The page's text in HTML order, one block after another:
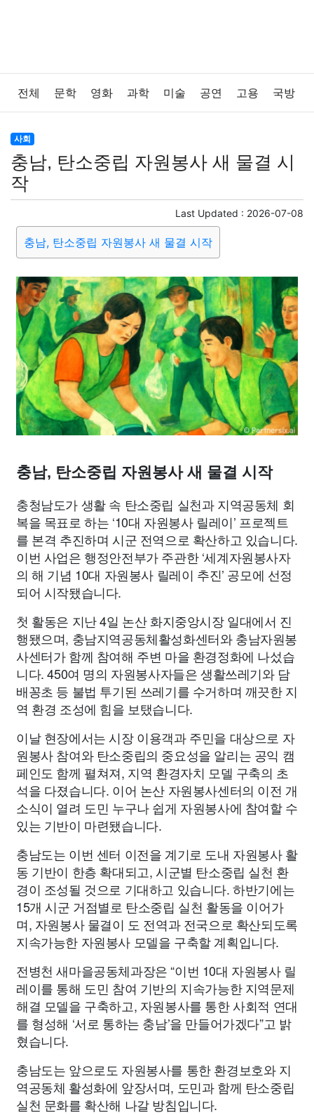
전체 문학 영화 과학 미술 공연 고용 국방
법률
보건 질병 가요 방송 일상 주식 암호화폐
반려동물 패션 미용
증권 인테리어 요리 상품리뷰 원예
게임 스포츠 사진 대출 자동차 취미 여행
맛집 IT 컴퓨터 기술 종교 사회 정치 건강
의료 의학 경제 마케팅 부동산 외국어 교육
교통 생활 기타
사회
충남, 탄소중립 자원봉사 새 물결 시
작
Last Updated : 2026-07-08
충남, 탄소중립 자원봉사 새 물결 시작
충남, 탄소중립 자원봉사 새 물결 시작
충청남도가 생활 속 탄소중립 실천과 지역공동체 회
복을 목표로 하는 ‘10대 자원봉사 릴레이’ 프로젝트
를 본격 추진하며 시군 전역으로 확산하고 있습니다.
이번 사업은 행정안전부가 주관한 ‘세계자원봉사자
의 해 기념 10대 자원봉사 릴레이 추진’ 공모에 선정
되어 시작됐습니다.
첫 활동은 지난 4일 논산 화지중앙시장 일대에서 진
행됐으며, 충남지역공동체활성화센터와 충남자원봉
사센터가 함께 참여해 주변 마을 환경정화에 나섰습
니다. 450여 명의 자원봉사자들은 생활쓰레기와 담
배꽁초 등 불법 투기된 쓰레기를 수거하며 깨끗한 지
역 환경 조성에 힘을 보탰습니다.
이날 현장에서는 시장 이용객과 주민을 대상으로 자
원봉사 참여와 탄소중립의 중요성을 알리는 공익 캠
페인도 함께 펼쳐져, 지역 환경자치 모델 구축의 초
석을 다졌습니다. 이어 논산 자원봉사센터의 이전 개
소식이 열려 도민 누구나 쉽게 자원봉사에 참여할 수
있는 기반이 마련됐습니다.
충남도는 이번 센터 이전을 계기로 도내 자원봉사 활
동 기반이 한층 확대되고, 시군별 탄소중립 실천 환
경이 조성될 것으로 기대하고 있습니다. 하반기에는
15개 시군 거점별로 탄소중립 실천 활동을 이어가
며, 자원봉사 물결이 도 전역과 전국으로 확산되도록
지속가능한 자원봉사 모델을 구축할 계획입니다.
전병천 새마을공동체과장은 “이번 10대 자원봉사 릴
레이를 통해 도민 참여 기반의 지속가능한 지역문제
해결 모델을 구축하고, 자원봉사를 통한 사회적 연대
를 형성해 ‘서로 통하는 충남’을 만들어가겠다”고 밝
혔습니다.
충남도는 앞으로도 자원봉사를 통한 환경보호와 지
역공동체 활성화에 앞장서며, 도민과 함께 탄소중립
실천 문화를 확산해 나갈 방침입니다.